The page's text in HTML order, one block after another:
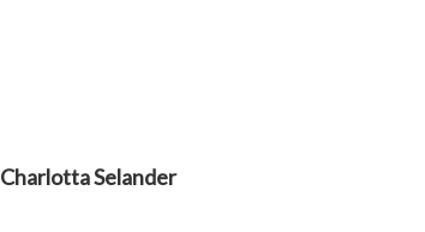
Charlotta Selander